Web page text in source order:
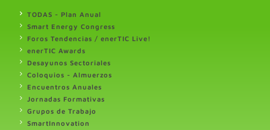
TODAS - Plan Anual
Smart Energy Congress
Foros Tendencias / enerTIC Live!
enerTIC Awards
Desayunos Sectoriales
Coloquios - Almuerzos
Encuentros Anuales
Jornadas Formativas
Grupos de Trabajo
SmartInnovation